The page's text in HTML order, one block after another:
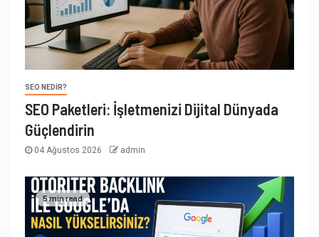
SEO NEDIR?
SEO Paketleri: İşletmenizi Dijital Dünyada
Güçlendirin
04 Ağustos 2026 admin
5 min read